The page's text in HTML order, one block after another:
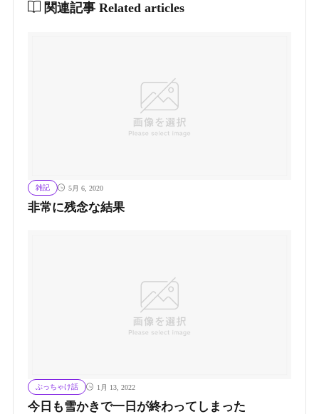
関連記事 Related articles
雑記 5月 6, 2020
非常に残念な結果
ぶっちゃけ話 1月 13, 2022
今日も雪かきで一日が終わってしまった